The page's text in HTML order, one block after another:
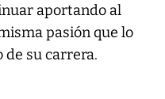
aportando al
pasión que lo
de su carrera.